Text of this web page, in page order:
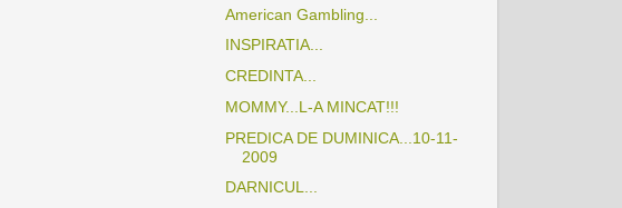
American Gambling...
INSPIRATIA...
CREDINTA...
MOMMY...L-A MINCAT!!!
PREDICA DE DUMINICA...10-11-
2009
DARNICUL...